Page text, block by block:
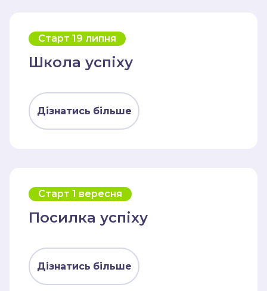
Старт 19 липня
Школа успіху
Дізнатись більше
Старт 1 вересня
Посилка успіху
Дізнатись більше